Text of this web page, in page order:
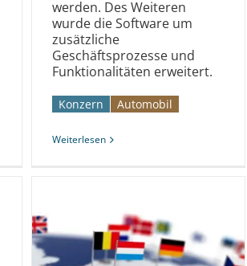
werden. Des Weiteren
wurde die Software um
zusätzliche
Geschäftsprozesse und
Funktionalitäten erweitert.
Konzern Automobil­­
Weiterlesen